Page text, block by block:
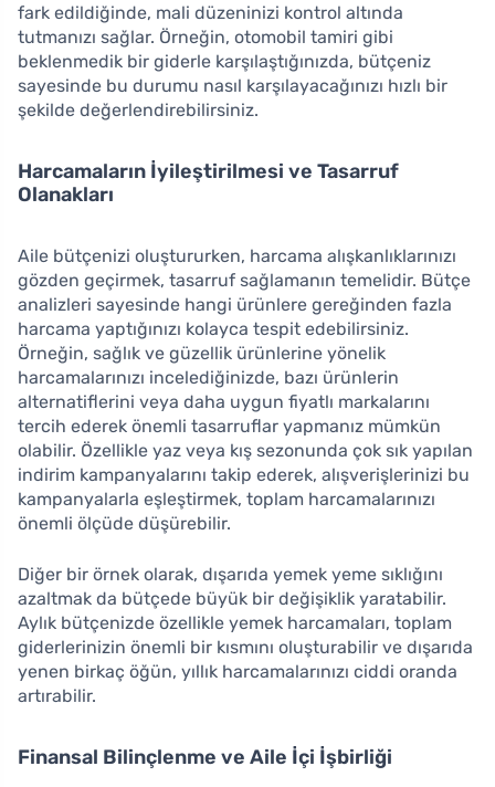
fark edildiğinde, mali düzeninizi kontrol altında
tutmanızı sağlar. Örneğin, otomobil tamiri gibi
beklenmedik bir giderle karşılaştığınızda, bütçeniz
sayesinde bu durumu nasıl karşılayacağınızı hızlı bir
şekilde değerlendirebilirsiniz.
Harcamaların İyileştirilmesi ve Tasarruf
Olanakları
Aile bütçenizi oluştururken, harcama alışkanlıklarınızı
gözden geçirmek, tasarruf sağlamanın temelidir. Bütçe
analizleri sayesinde hangi ürünlere gereğinden fazla
harcama yaptığınızı kolayca tespit edebilirsiniz.
Örneğin, sağlık ve güzellik ürünlerine yönelik
harcamalarınızı incelediğinizde, bazı ürünlerin
alternatiflerini veya daha uygun fiyatlı markalarını
tercih ederek önemli tasarruflar yapmanız mümkün
olabilir. Özellikle yaz veya kış sezonunda çok sık yapılan
indirim kampanyalarını takip ederek, alışverişlerinizi bu
kampanyalarla eşleştirmek, toplam harcamalarınızı
önemli ölçüde düşürebilir.
Diğer bir örnek olarak, dışarıda yemek yeme sıklığını
azaltmak da bütçede büyük bir değişiklik yaratabilir.
Aylık bütçenizde özellikle yemek harcamaları, toplam
giderlerinizin önemli bir kısmını oluşturabilir ve dışarıda
yenen birkaç öğün, yıllık harcamalarınızı ciddi oranda
artırabilir.
Finansal Bilinçlenme ve Aile İçi İşbirliği